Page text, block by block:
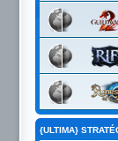
{ULTIMA}